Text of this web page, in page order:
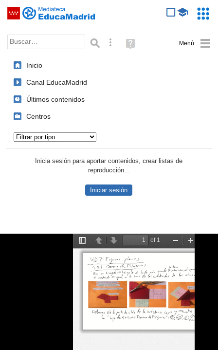
Saltar navegación
Palabra o frase: Búsqueda avanzada
Ayuda
(en
Inicio
Canal EducaMadrid
Últimos contenidos
Centros
Inicia sesión para aportar contenidos, crear listas de
reproducción...
Iniciar sesión